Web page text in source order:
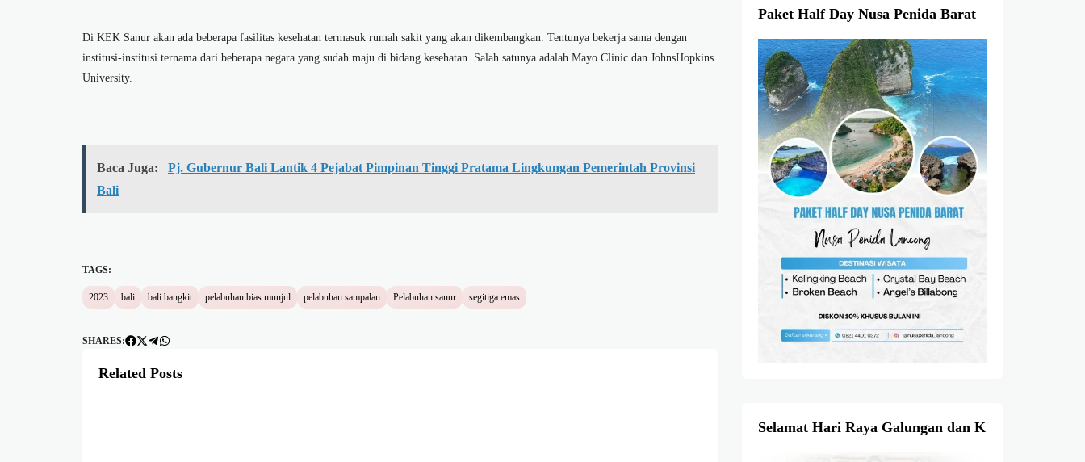
Di KEK Sanur akan ada beberapa fasilitas kesehatan termasuk rumah sakit yang akan dikembangkan. Tentunya bekerja sama dengan
institusi-institusi ternama dari beberapa negara yang sudah maju di bidang kesehatan. Salah satunya adalah Mayo Clinic dan JohnsHopkins
University.
Baca Juga:
Pj. Gubernur Bali Lantik 4 Pejabat Pimpinan Tinggi Pratama Lingkungan Pemerintah Provinsi
Bali
TAGS:
2023 bali bali bangkit pelabuhan bias munjul pelabuhan sampalan Pelabuhan sanur segitiga emas
SHARES:
Related Posts
Paket Half Day Nusa Penida Barat
Selamat Hari Raya Galungan dan Kuningan